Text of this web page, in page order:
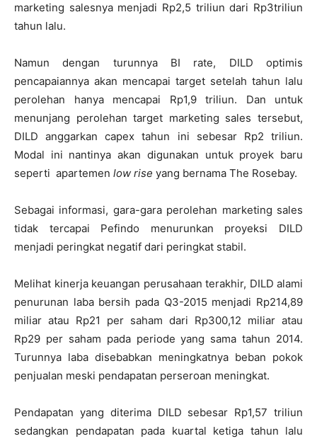
marketing salesnya menjadi Rp2,5 triliun dari Rp3triliun
tahun lalu.
Namun dengan turunnya BI rate, DILD optimis
pencapaiannya akan mencapai target setelah tahun lalu
perolehan hanya mencapai Rp1,9 triliun. Dan untuk
menunjang perolehan target marketing sales tersebut,
DILD anggarkan capex tahun ini sebesar Rp2 triliun.
Modal ini nantinya akan digunakan untuk proyek baru
seperti apartemen low rise yang bernama The Rosebay.
Sebagai informasi, gara-gara perolehan marketing sales
tidak tercapai Pefindo menurunkan proyeksi DILD
menjadi peringkat negatif dari peringkat stabil.
Melihat kinerja keuangan perusahaan terakhir, DILD alami
penurunan laba bersih pada Q3-2015 menjadi Rp214,89
miliar atau Rp21 per saham dari Rp300,12 miliar atau
Rp29 per saham pada periode yang sama tahun 2014.
Turunnya laba disebabkan meningkatnya beban pokok
penjualan meski pendapatan perseroan meningkat.
Pendapatan yang diterima DILD sebesar Rp1,57 triliun
sedangkan pendapatan pada kuartal ketiga tahun lalu